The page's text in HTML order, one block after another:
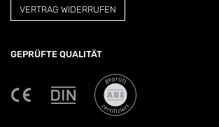
VERTRAG WIDERRUFEN
GEPRÜFTE QUALITÄT